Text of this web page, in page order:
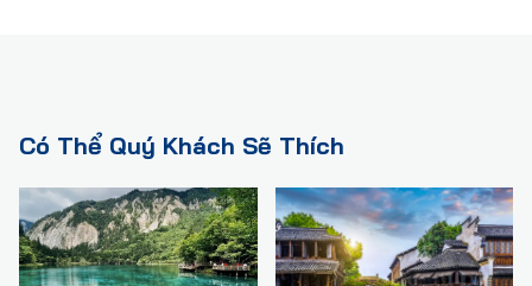
Có Thể Quý Khách Sẽ Thích